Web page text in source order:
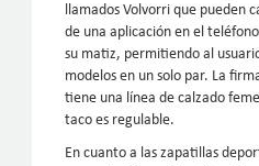
llamados Volvorri que pueden
de una aplicación en el
su matiz, permitiendo al
modelos en un solo par. La
tiene una línea de calzado
taco es regulable.
En cuanto a las zapatillas